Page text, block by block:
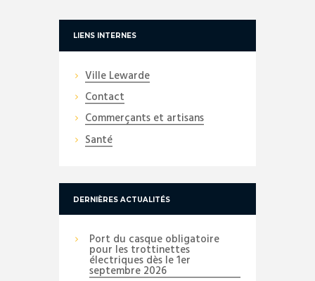
LIENS INTERNES
Ville Lewarde
Contact
Commerçants et artisans
Santé
DERNIÈRES ACTUALITÉS
Port du casque obligatoire
pour les trottinettes
électriques dès le 1er
septembre 2026